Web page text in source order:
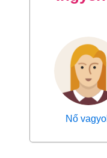
Nő